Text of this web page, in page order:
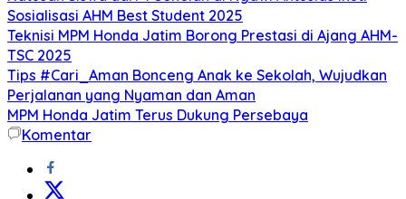
Sosialisasi AHM Best Student 2025
Teknisi MPM Honda Jatim Borong Prestasi di Ajang AHM-
TSC 2025
Tips #Cari_Aman Bonceng Anak ke Sekolah, Wujudkan
Perjalanan yang Nyaman dan Aman
MPM Honda Jatim Terus Dukung Persebaya
Komentar